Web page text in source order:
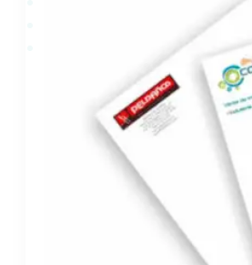
Papelería Comercial